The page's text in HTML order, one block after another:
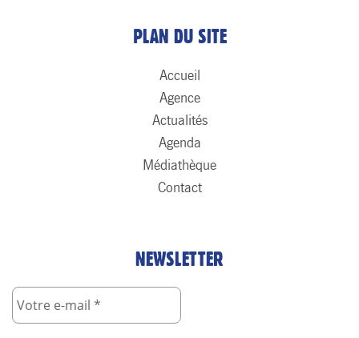
PLAN DU SITE
Accueil
Agence
Actualités
Agenda
Médiathèque
Contact
NEWSLETTER